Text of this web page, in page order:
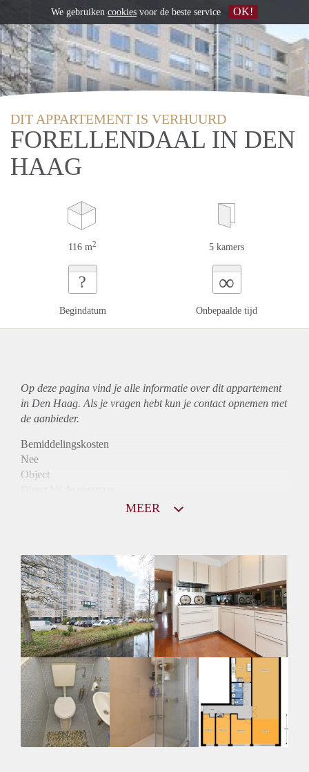
DIT APPARTEMENT IS VERHUURD
FORELLENDAAL IN DEN
HAAG
116 m2 5 kamers
?
Begindatum
∞
Onbepaalde tijd
Op deze pagina vind je alle informatie over ditappartement
in Den Haag. Als je vragen hebt kun je contact opnemen met
de aanbieder.
Bemiddelingskosten
Nee
Object
Huurtoeslag
Niet mogelijk
Inkomen eis
2,9 X Maandhuur Bruto
Huurtermijn
Onbepaalde termijn
Oplevering
Kaal
MEER
We gebruiken cookies voor de beste service OK!